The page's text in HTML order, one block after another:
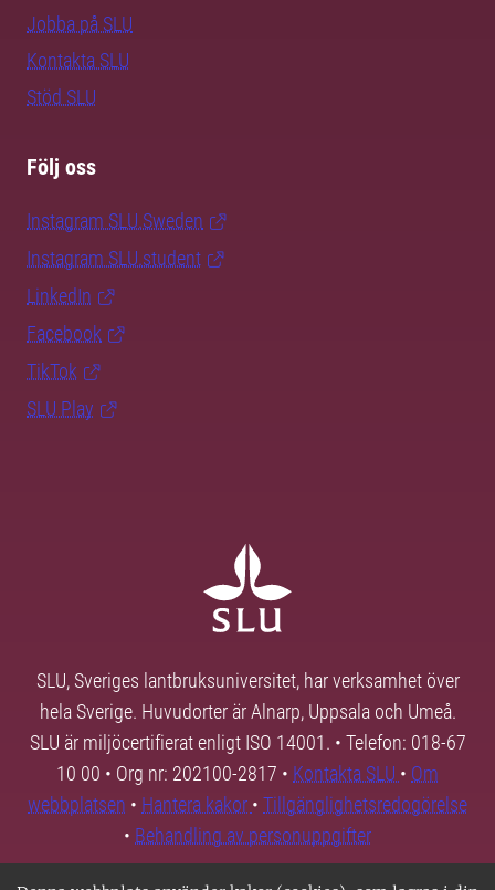
Jobba på SLU
Kontakta SLU
Stöd SLU
Följ oss
Instagram SLU.Sweden
Instagram SLU.student
LinkedIn
Facebook
TikTok
SLU Play
SLU, Sveriges lantbruksuniversitet, har verksamhet över
hela Sverige. Huvudorter är Alnarp, Uppsala och Umeå.
SLU är miljöcertifierat enligt ISO 14001. • Telefon: 018-67
10 00 • Org nr: 202100-2817 • Kontakta SLU • Om
webbplatsen • Hantera kakor • Tillgänglighetsredogörelse
• Behandling av personuppgifter